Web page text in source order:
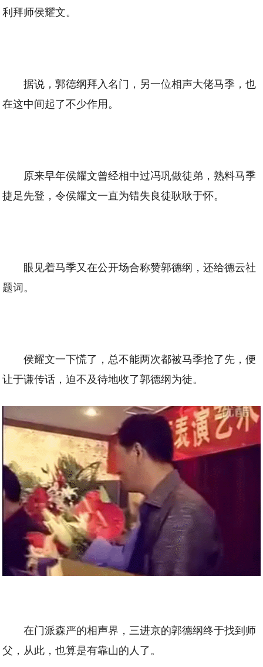
利拜师侯耀文。
据说，郭德纲拜入名门，另一位相声大佬马季，也
在这中间起了不少作用。
原来早年侯耀文曾经相中过冯巩做徒弟，熟料马季
捷足先登，令侯耀文一直为错失良徒耿耿于怀。
眼见着马季又在公开场合称赞郭德纲，还给德云社
题词。
侯耀文一下慌了，总不能两次都被马季抢了先，便
让于谦传话，迫不及待地收了郭德纲为徒。
在门派森严的相声界，三进京的郭德纲终于找到师
父，从此，也算是有靠山的人了。